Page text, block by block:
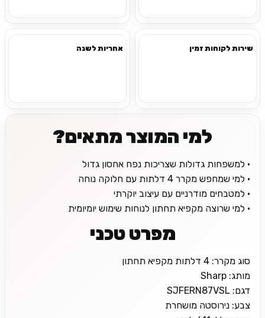
שירות לקוחות זמין אחריות לשנה
למי המוצר מתאים?
• למשפחות גדולות שצריכות נפח אחסון גדול
• למי שמחפש מקרר 4 דלתות עם חלוקה נוחה
• למטבחים מודרניים עם עיצוב יוקרתי
• למי שרוצה מקפיא תחתון לנוחות שימוש יומיומית
מפרט טכני
סוג מקרר: 4 דלתות מקפיא תחתון
מותג: Sharp
דגם: SJFERN87VSL
צבע: נירוסטה מושחרת